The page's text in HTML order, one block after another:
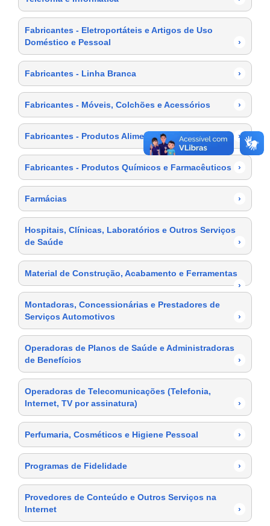
Fabricantes - Eletroportáteis e Artigos de Uso
Doméstico e Pessoal
›
Fabricantes - Linha Branca ›
Fabricantes - Móveis, Colchões e Acessórios ›
Fabricantes - Produtos Alimentícios ›
Fabricantes - Produtos Químicos e Farmacêuticos ›
Farmácias ›
Hospitais, Clínicas, Laboratórios e Outros Serviços
de Saúde
›
Material de Construção, Acabamento e Ferramentas
›
Montadoras, Concessionárias e Prestadores de
Serviços Automotivos
›
Operadoras de Planos de Saúde e Administradoras
de Benefícios
›
Operadoras de Telecomunicações (Telefonia,
Internet, TV por assinatura)
›
Perfumaria, Cosméticos e Higiene Pessoal ›
Programas de Fidelidade ›
Provedores de Conteúdo e Outros Serviços na
Internet
›